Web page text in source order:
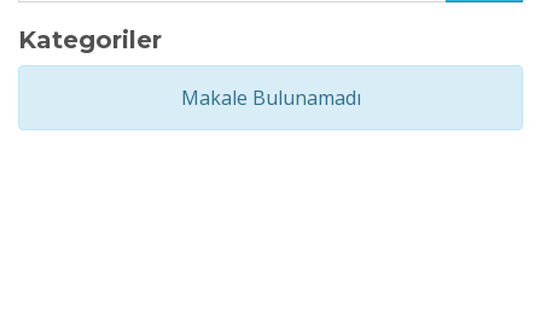
Kategoriler
Makale Bulunamadı